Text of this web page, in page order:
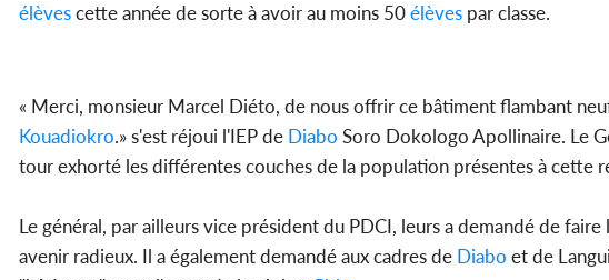
élèvescette année de sorte à avoir au moins 50élèves par classe.
« Merci, monsieur Marcel Diéto, de nous offrir ce bâtiment flambant
Kouadiokro.» s'est réjoui l'IEP de Diabo Soro Dokologo Apollinaire. Le
tour exhorté les différentes couches de la population présentes à cette
Le général, par ailleurs vice président du PDCI, leurs a demandé de
avenir radieux. Il a également demandé aux cadres de Diabo et de